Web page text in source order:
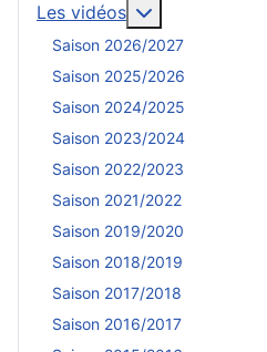
Les vidéos
Saison 2026/2027
Saison 2025/2026
Saison 2024/2025
Saison 2023/2024
Saison 2022/2023
Saison 2021/2022
Saison 2019/2020
Saison 2018/2019
Saison 2017/2018
Saison 2016/2017